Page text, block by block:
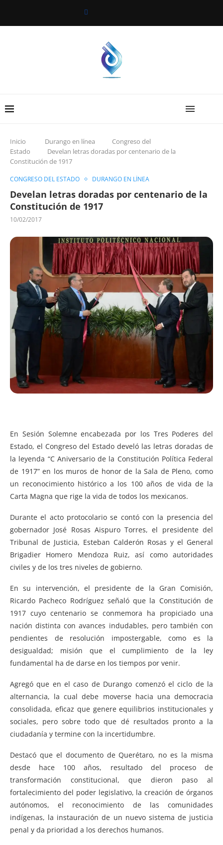
Inicio Durango en línea
Congreso del
Estado
Develan letras doradas por centenario de la
Constitución de 1917
CONGRESO DEL ESTADO DURANGO EN LÍNEA
Develan letras doradas por centenario de la
Constitución de 1917
10/02/2017
En Sesión Solemne encabezada por los Tres Poderes del
Estado, el Congreso del Estado develó las letras doradas de
la leyenda “C Aniversario de la Constitución Política Federal
de 1917” en los muros de honor de la Sala de Pleno, como
un reconocimiento histórico a los 100 años de vida de la
Carta Magna que rige la vida de todos los mexicanos.
Durante el acto protocolario se contó con la presencia del
gobernador José Rosas Aispuro Torres, el presidente del
Tribunal de Justicia, Esteban Calderón Rosas y el General
Brigadier Homero Mendoza Ruiz, así como autoridades
civiles y de los tres niveles de gobierno.
En su intervención, el presidente de la Gran Comisión,
Ricardo Pacheco Rodríguez señaló que la Constitución de
1917 cuyo centenario se conmemora ha propiciado una
nación distinta con avances indudables, pero también con
pendientes de resolución impostergable, como es la
desigualdad; misión que el cumplimiento de la ley
fundamental ha de darse en los tiempos por venir.
Agregó que en el caso de Durango comenzó el ciclo de la
alternancia, la cual debe moverse hacia una democracia
consolidada, eficaz que genere equilibrios institucionales y
sociales, pero sobre todo que dé resultados pronto a la
ciudadanía y termine con la incertidumbre.
Destacó que el documento de Querétaro, no es la misma
desde hace 100 años, resultado del proceso de
transformación constitucional, que dieron paso al
fortalecimiento del poder legislativo, la creación de órganos
autónomos, el reconocimiento de las comunidades
indígenas, la instauración de un nuevo sistema de justicia
penal y da prioridad a los derechos humanos.